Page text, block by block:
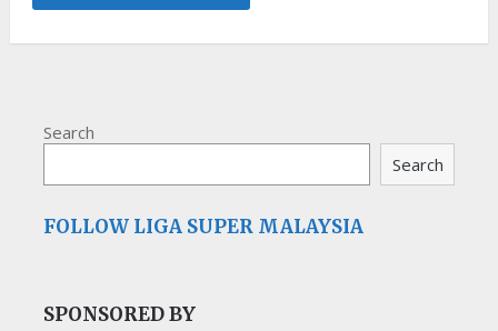
Search
Search
FOLLOW LIGA SUPER MALAYSIA
SPONSORED BY